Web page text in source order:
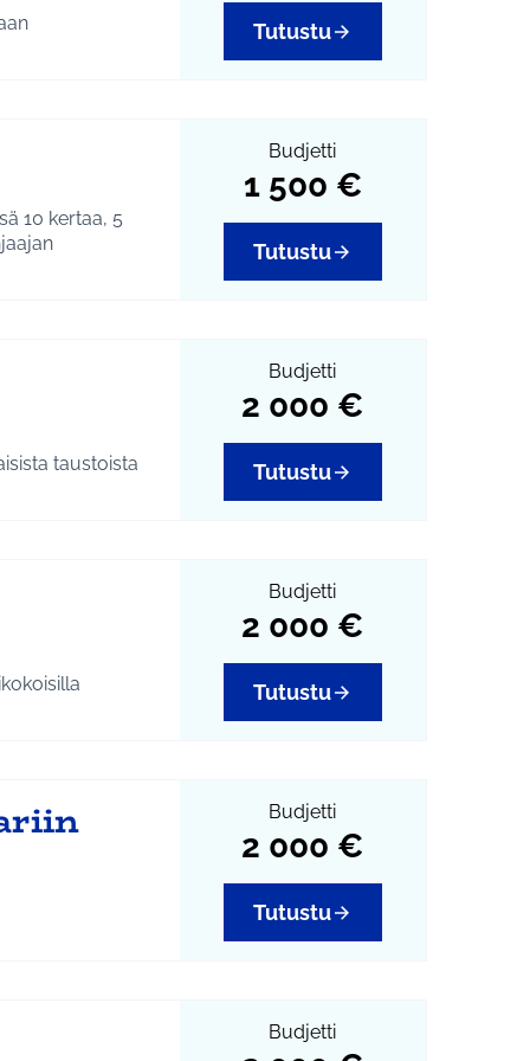
p. 040 314
Tutustu
10 kertaa, 5
Budjetti
1 500 €
Tutustu
taustoista
käytössä.
Budjetti
2 000 €
Tutustu
#välinelainaus
Budjetti
2 000 €
Tutustu
Budjetti
2 000 €
Tutustu
Budjetti